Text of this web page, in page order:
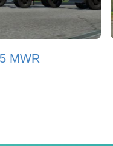
MWR